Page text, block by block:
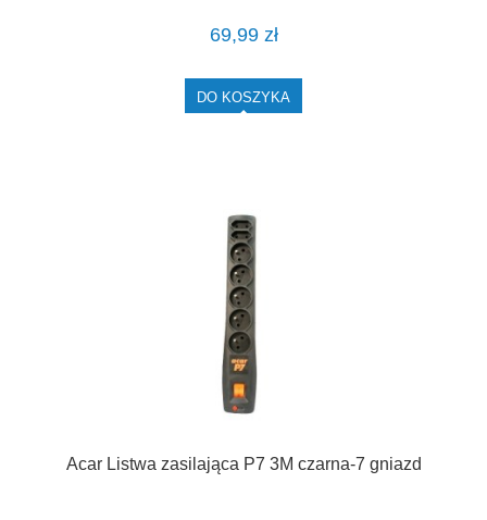
69,99 zł
DO KOSZYKA
Acar Listwa zasilająca P7 3M czarna-7 gniazd